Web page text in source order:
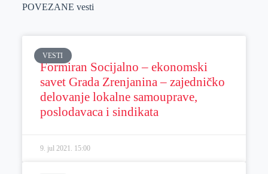
POVEZANE vesti
VESTI
Formiran Socijalno – ekonomski
savet Grada Zrenjanina – zajedničko
delovanje lokalne samouprave,
poslodavaca i sindikata
9. jul 2021. 15:00